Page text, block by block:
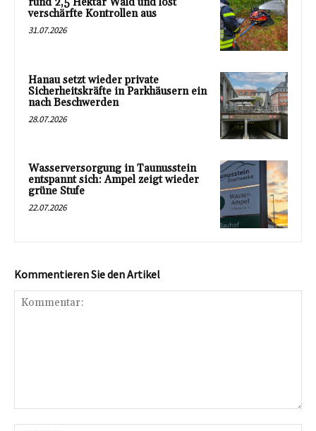
verschärfte Kontrollen aus
31.07.2026
Hanau setzt wieder private
Sicherheitskräfte in Parkhäusern ein
nach Beschwerden
28.07.2026
Wasserversorgung in Taunusstein
entspannt sich: Ampel zeigt wieder
grüne Stufe
22.07.2026
Kommentieren Sie den Artikel